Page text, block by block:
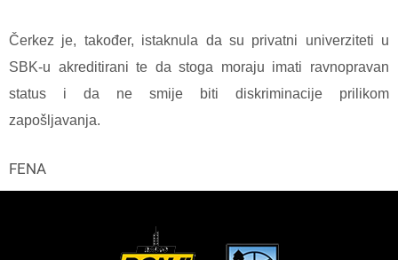
Čerkez je, također, istaknula da su privatni univerziteti u
SBK-u akreditirani te da stoga moraju imati ravnopravan
status i da ne smije biti diskriminacije prilikom
zapošljavanja.
FENA